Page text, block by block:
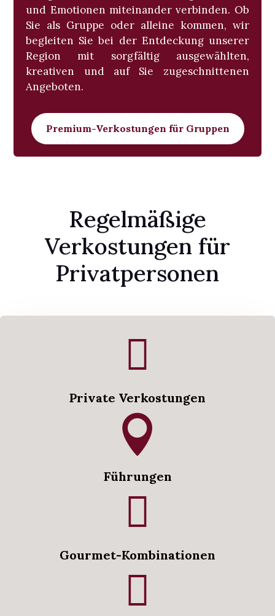
und Emotionen miteinander verbinden. Ob
Sie als Gruppe oder alleine kommen, wir
begleiten Sie bei der Entdeckung unserer
Region mit sorgfältig ausgewählten,
kreativen und auf Sie zugeschnittenen
Angeboten.
Premium-Verkostungen für Gruppen
Regelmäßige
Verkostungen für
Privatpersonen

Private Verkostungen

Führungen

Gourmet-Kombinationen
